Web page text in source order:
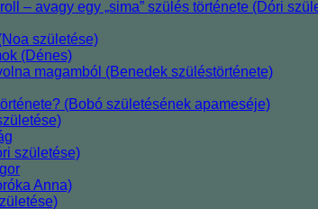
‒ avagy egy „sima” szülés története (Dóri
születése)
(Dénes)
magamból (Benedek szüléstörténete)
(Bobó születésének apameséje)
születése)
Anna)